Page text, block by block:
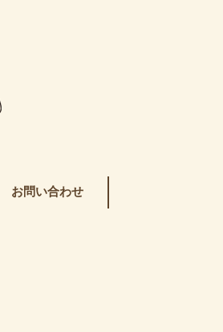
お問い合わせ